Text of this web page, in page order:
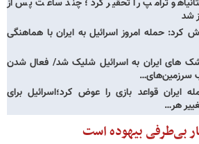
ترامپ را تحقیر کرد؛ چند ساعت پس از
شد
کرد: حمله امروز اسرائیل به ایران با هماهنگی
های ایران به اسرائیل شلیک شد/ فعال شدن
سرزمین‌های…
ایران قواعد بازی را عوض کرد؛اسرائیل برای
هر…
بی‌طرفی بیهوده است